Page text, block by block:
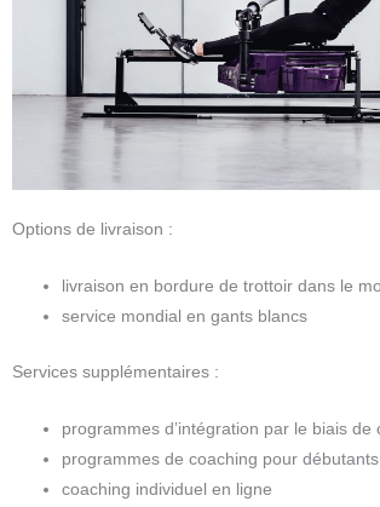
Options de livraison :
livraison en bordure de trottoir dans le
service mondial en gants blancs
Services supplémentaires :
programmes d’intégration par le biais de
programmes de coaching pour débutants
coaching individuel en ligne